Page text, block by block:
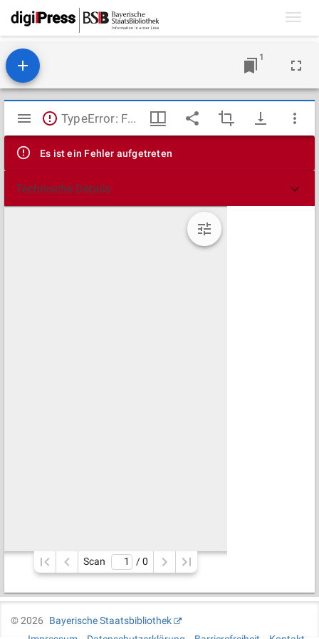
1
Mirador
Viewer
TypeError: Failed to fetch
Es ist ein Fehler aufgetreten
Technische Details
Scan / 0
©2026
Bayerische Staatsbibliothek